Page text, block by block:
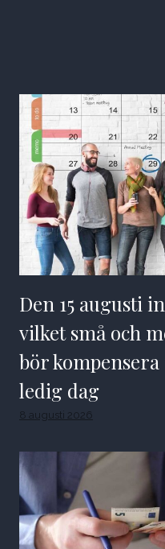
Den 15 augusti
vilket små och
bör
ledig dag
8 augusti 2026